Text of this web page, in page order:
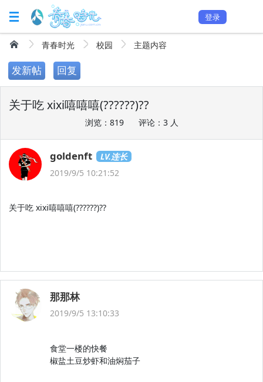
登录
青春时光 校园 主题内容
发新帖 回复
关于吃 xixi嘻嘻嘻(??????)??
浏览：819 评论：3 人
goldenft
LV.连长
2019/9/5 10:21:52
关于吃 xixi嘻嘻嘻(??????)??
那那林
2019/9/5 13:10:33
食堂一楼的快餐
椒盐土豆炒虾和油焖茄子